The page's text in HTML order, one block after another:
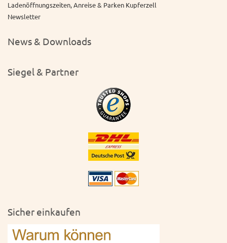
Ladenöffnungszeiten, Anreise & Parken Kupferzell
Newsletter
News & Downloads
Siegel & Partner
Sicher einkaufen